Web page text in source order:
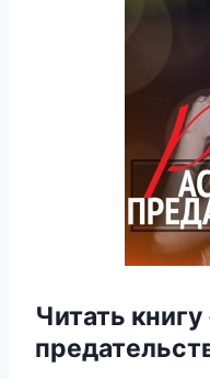
Читать